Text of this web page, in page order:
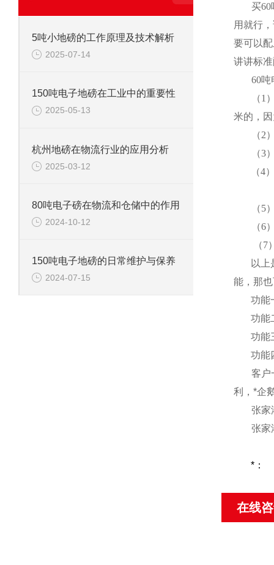
5吨小地磅的工作原理及技术解析
2025-07-14
150吨电子地磅在工业中的重要性
2025-05-13
杭州地磅在物流行业的应用分析
2025-03-12
80吨电子磅在物流和仓储中的作用
2024-10-12
150吨电子地磅的日常维护与保养
2024-07-15
买60
用就行
要可以
讲讲标
60吨
（1
米的，
（2
（3
（4
（5
（6
（7
以上
能，那
功能
功能
功能
功能
客户
利，*企
张家
张家
*：
在线